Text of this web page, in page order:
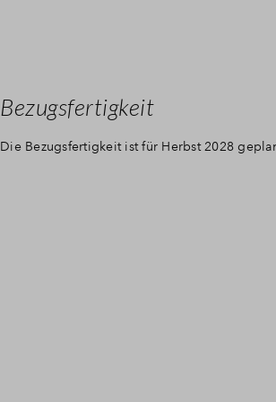
Bezugsfertigkeit
Die Bezugsfertigkeit ist für Herbst 2028